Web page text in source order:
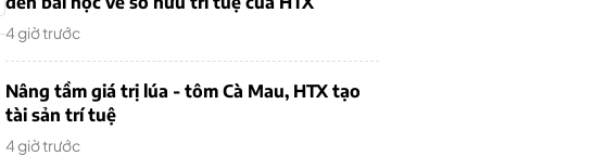
4 giờ trước
Nâng tầm giá trị lúa - tôm Cà Mau, HTX tạo
tài sản trí tuệ
4 giờ trước